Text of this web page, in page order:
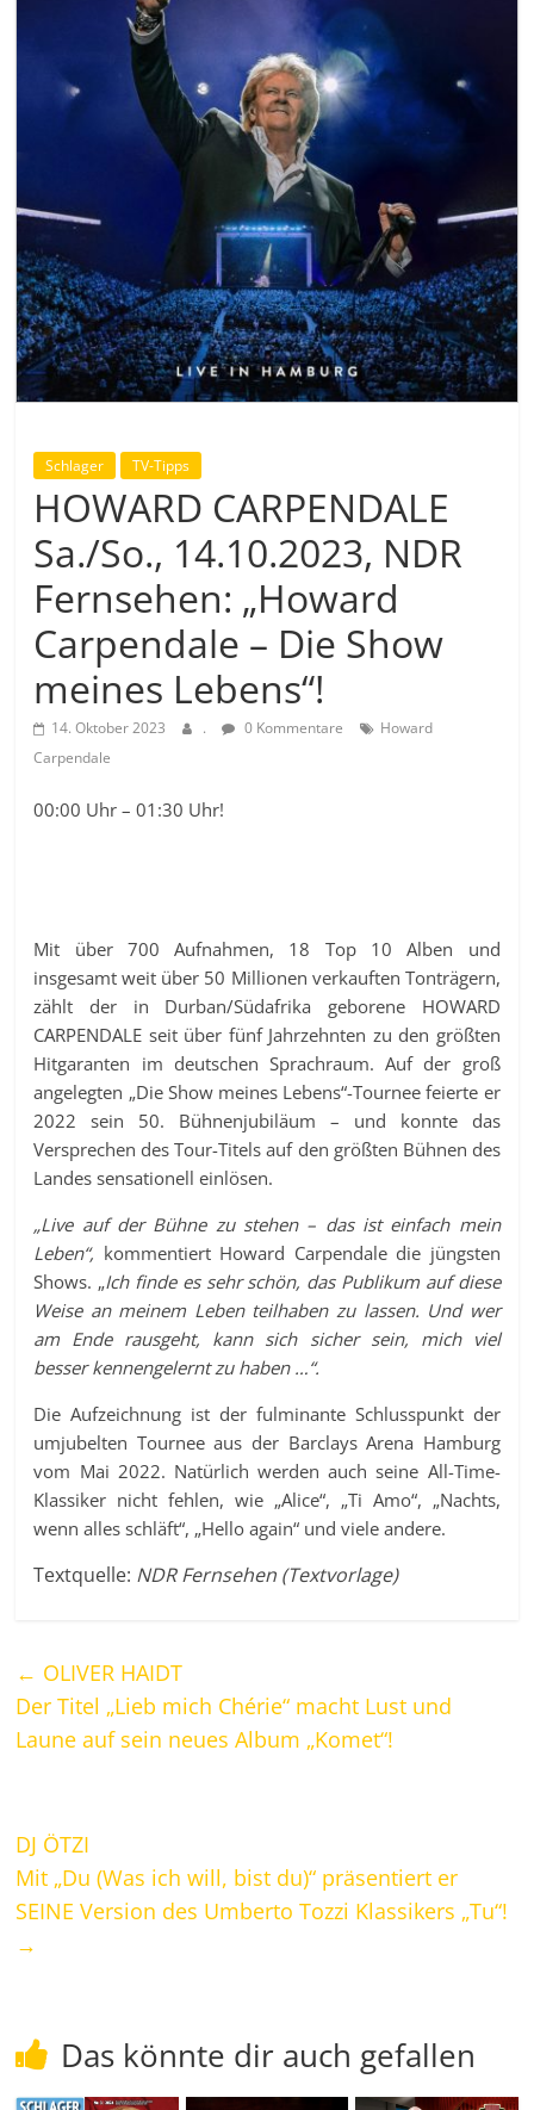
Schlager TV-Tipps
HOWARD CARPENDALE
Sa./So., 14.10.2023, NDR
Fernsehen: „Howard
Carpendale – Die Show
meines Lebens“!
14. Oktober 2023 . 0 Kommentare
Howard
Carpendale
00:00 Uhr – 01:30 Uhr!
Mit über 700 Aufnahmen, 18 Top 10 Alben und
insgesamt weit über 50 Millionen verkauften Tonträgern,
zählt der in Durban/Südafrika geborene HOWARD
CARPENDALE seit über fünf Jahrzehnten zu den größten
Hitgaranten im deutschen Sprachraum. Auf der groß
angelegten „Die Show meines Lebens“-Tournee feierte er
2022 sein 50. Bühnenjubiläum – und konnte das
Versprechen des Tour-Titels auf den größten Bühnen des
Landes sensationell einlösen.
„Live auf der Bühne zu stehen – das ist einfach mein
Leben“, kommentiert Howard Carpendale die jüngsten
Shows. „Ich finde es sehr schön, das Publikum auf diese
Weise an meinem Leben teilhaben zu lassen. Und wer
am Ende rausgeht, kann sich sicher sein, mich viel
besser kennengelernt zu haben …“.
Die Aufzeichnung ist der fulminante Schlusspunkt der
umjubelten Tournee aus der Barclays Arena Hamburg
vom Mai 2022. Natürlich werden auch seine All-Time-
Klassiker nicht fehlen, wie „Alice“, „Ti Amo“, „Nachts,
wenn alles schläft“, „Hello again“ und viele andere.
Textquelle: NDR Fernsehen (Textvorlage)
← OLIVER HAIDT
Der Titel „Lieb mich Chérie“ macht Lust und
Laune auf sein neues Album „Komet“!
DJ ÖTZI
Mit „Du (Was ich will, bist du)“ präsentiert er
SEINE Version des Umberto Tozzi Klassikers „Tu“!
→
Das könnte dir auch gefallen